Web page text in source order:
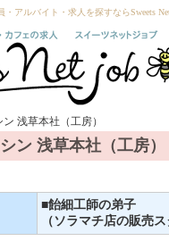
アルバイト・求人を探すならSweets
浅草本社（工房）
ン 浅草本社（工房）
■飴細工師の弟子
（ソラマチ店の販売